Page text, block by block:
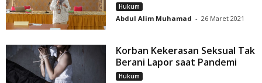
Hukum
Abdul Alim Muhamad - 26 Maret 2021
Korban Kekerasan Seksual Tak
Berani Lapor saat Pandemi
Hukum